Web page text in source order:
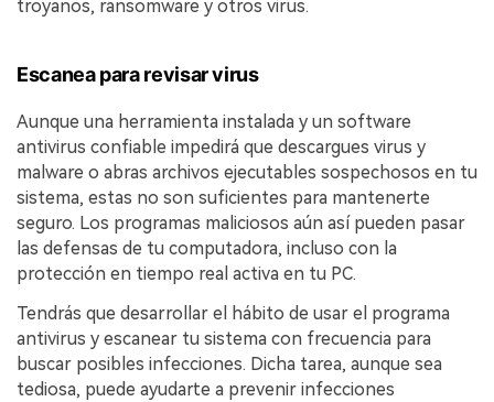
troyanos, ransomware y otros virus.
Escanea para revisar virus
Aunque una herramienta instalada y un software
antivirus confiable impedirá que descargues virus y
malware o abras archivos ejecutables sospechosos en tu
sistema, estas no son suficientes para mantenerte
seguro. Los programas maliciosos aún así pueden pasar
las defensas de tu computadora, incluso con la
protección en tiempo real activa en tu PC.
Tendrás que desarrollar el hábito de usar el programa
antivirus y escanear tu sistema con frecuencia para
buscar posibles infecciones. Dicha tarea, aunque sea
tediosa, puede ayudarte a prevenir infecciones